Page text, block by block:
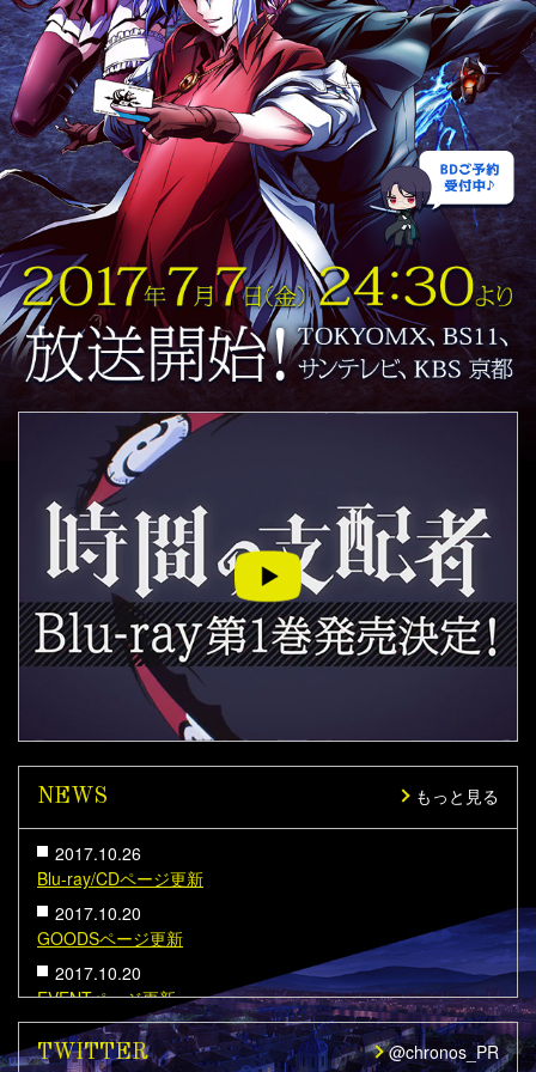
NEWS もっと見る
2017.10.26
Blu-ray/CDページ更新
2017.10.20
GOODSページ更新
2017.10.20
EVENTページ更新
2017.10.05
【三夜連続！】ニコニコ生放送にて『時間の支配者』全話上
TWITTER @chronos_PR